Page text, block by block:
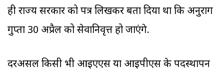
ही राज्य सरकार को पत्र लिखकर बता दिया था कि अनुराग
गुप्ता 30 अप्रैल को सेवानिवृत्त हो जाएंगे.
दरअसल किसी भी आईएएस या आईपीएस के पदस्थापन